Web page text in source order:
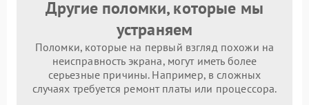
Другие поломки, которые мы
устраняем
Поломки, которые на первый взгляд похожи на
неисправность экрана, могут иметь более
серьезные причины. Например, в сложных
случаях требуется ремонт платы или процессора.